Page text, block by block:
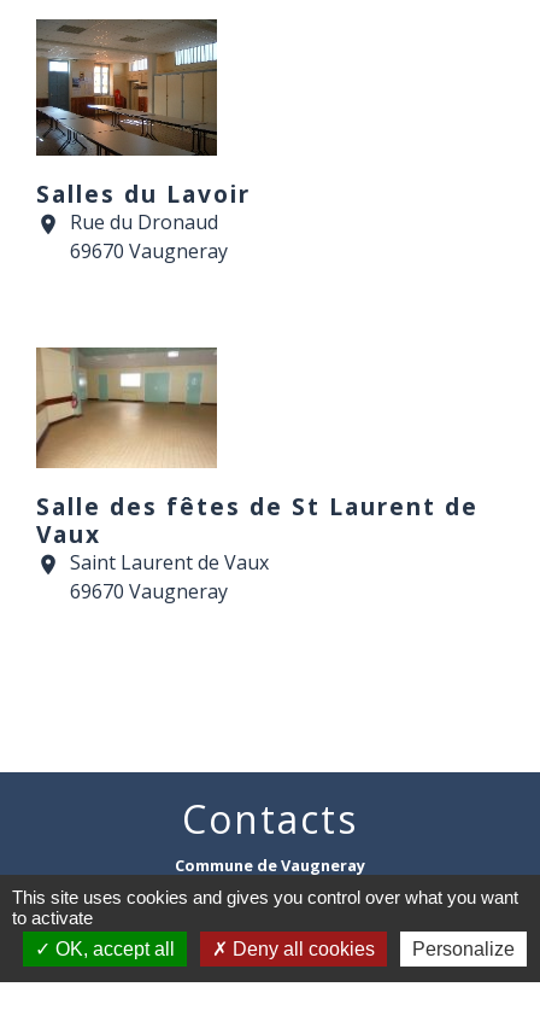
Salles du Lavoir
location_on
Rue du Dronaud
69670 Vaugneray
Salle des fêtes de St Laurent de
Vaux
location_on Saint Laurent de Vaux
69670 Vaugneray
Contacts
Commune de Vaugneray
1 place de la Mairie
69670 Vaugneray - FRANCE
+33 4 78 45 80 48
Contact par formulaire
This site uses cookies and gives you control over what you want
to activate
OK, accept all
Deny all cookies Personalize